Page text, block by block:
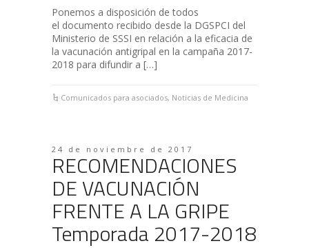
Ponemos a disposición de todos
el documento recibido desde la DGSPCI del
Ministerio de SSSI en relación a la eficacia de
la vacunación antigripal en la campaña 2017-
2018 para difundir a […]
Comunicados para asociados, Noticias de Medicina
24 de noviembre de 2017
RECOMENDACIONES
DE VACUNACIÓN
FRENTE A LA GRIPE
Temporada 2017-2018